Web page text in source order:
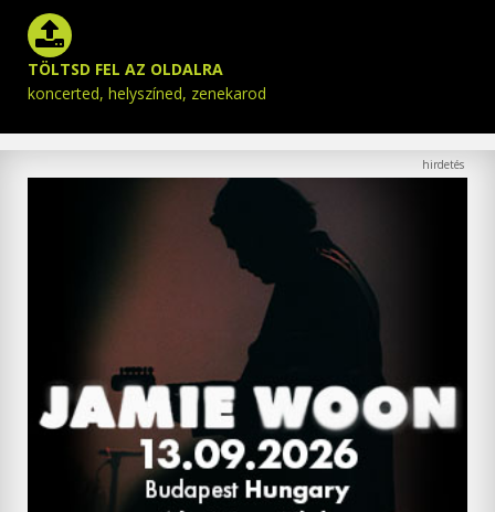
TÖLTSD FEL AZ OLDALRA
koncerted, helyszíned, zenekarod